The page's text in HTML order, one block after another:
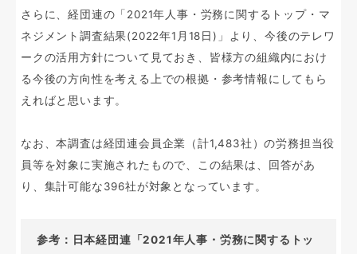
さらに、経団連の「2021年人事・労務に関するトップ・マ
ネジメント調査結果(2022年1月18日)」より、今後のテレワ
ークの活用方針について見ておき、皆様方の組織内におけ
る今後の方向性を考える上での根拠・参考情報にしてもら
えればと思います。
なお、本調査は経団連会員企業（計1,483社）の労務担当役
員等を対象に実施されたもので、この結果は、回答があ
り、集計可能な396社が対象となっています。
参考：日本経団連「2021年人事・労務に関するトッ